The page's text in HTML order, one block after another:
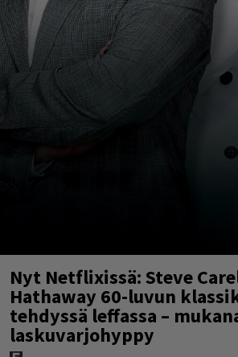
Nyt Netflixissä: Steve
Hathaway 60-luvun
tehdyssä leffassa –
laskuvarjohyppy